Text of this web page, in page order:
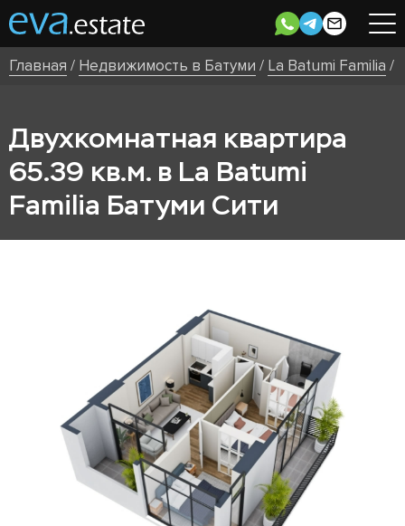
Главная / Недвижимость в Батуми / La Batumi Familia /
Двухкомнатная квартира
65.39 кв.м. в La Batumi
Familia Батуми Сити